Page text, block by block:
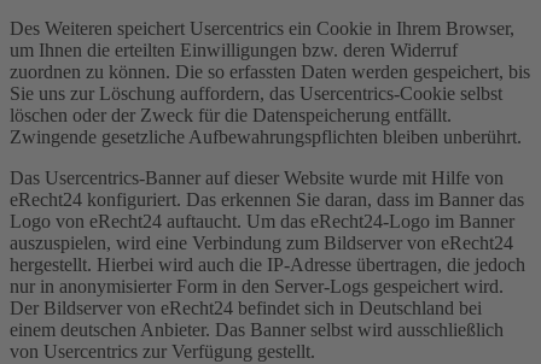
Des Weiteren speichert Usercentrics ein Cookie in Ihrem Browser,
um Ihnen die erteilten Einwilligungen bzw. deren Widerruf
zuordnen zu können. Die so erfassten Daten werden gespeichert, bis
Sie uns zur Löschung auffordern, das Usercentrics-Cookie selbst
löschen oder der Zweck für die Datenspeicherung entfällt.
Zwingende gesetzliche Aufbewahrungspflichten bleiben unberührt.
Das Usercentrics-Banner auf dieser Website wurde mit Hilfe von
eRecht24 konfiguriert. Das erkennen Sie daran, dass im Banner das
Logo von eRecht24 auftaucht. Um das eRecht24-Logo im Banner
auszuspielen, wird eine Verbindung zum Bildserver von eRecht24
hergestellt. Hierbei wird auch die IP-Adresse übertragen, die jedoch
nur in anonymisierter Form in den Server-Logs gespeichert wird.
Der Bildserver von eRecht24 befindet sich in Deutschland bei
einem deutschen Anbieter. Das Banner selbst wird ausschließlich
von Usercentrics zur Verfügung gestellt.